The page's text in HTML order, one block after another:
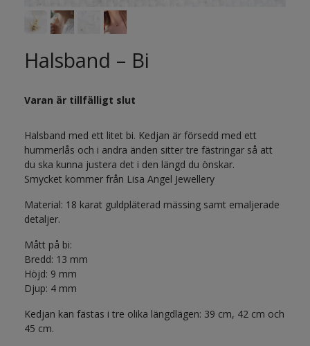
Halsband – Bi
Varan är tillfälligt slut
Halsband med ett litet bi. Kedjan är försedd med ett
hummerlås och i andra änden sitter tre fästringar så att
du ska kunna justera det i den längd du önskar.
Smycket kommer från Lisa Angel Jewellery
Material: 18 karat guldpläterad mässing samt emaljerade
detaljer.
Mått på bi:
Bredd: 13 mm
Höjd: 9 mm
Djup: 4 mm
Kedjan kan fästas i tre olika längdlägen: 39 cm, 42 cm och
45 cm.